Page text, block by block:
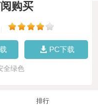
购买
PC下载
全绿色
排行